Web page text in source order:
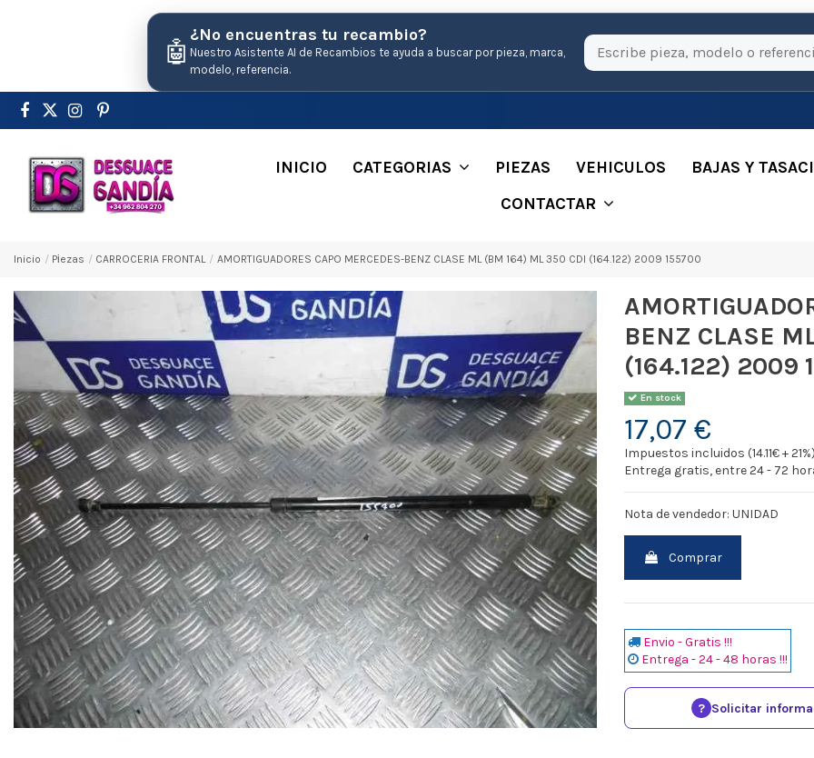
🤖
¿No encuentras tu recambio?
Nuestro Asistente AI de Recambios te ayuda a buscar por pieza, marca,
modelo, referencia.
INICIO CATEGORIAS PIEZAS VEHICULOS
BAJAS Y
CONTACTAR
Inicio Pіezas CARROCERIA FRONTAL AMORTIGUADORES CAPO MERCEDES-BENZ CLASE ML (BM 164) ML 350 CDI (164.122) 2009 155700
BENZ CLASE
(164.122) 2009
En stock
17,07 €
Impuestos incluidos (14.11€ + 21%)
Entrega gratis, entre 24 - 72
Nota de vendedor: UNIDAD
Comprar
Envio - Gratis !!!
Entrega - 24 - 48 horas !!!
? Solicitar